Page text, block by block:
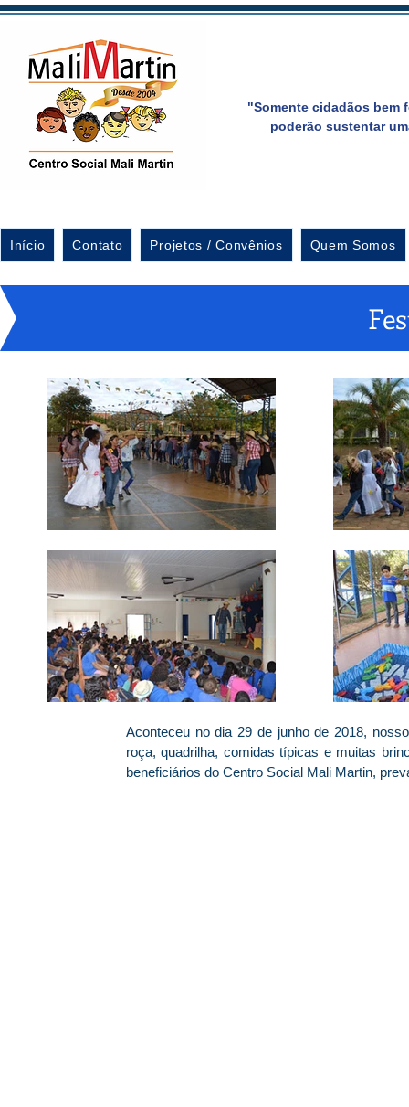
"Somente cidadãos bem
poderão sustentar
Início Contato Projetos / Convênios Quem Somos
Aconteceu no dia 29 de junho de 2018,
roça, quadrilha, comidas típicas e muitas
beneficiários do Centro Social Mali Martin,